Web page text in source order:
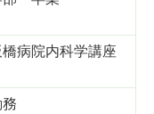
病院内科学講座